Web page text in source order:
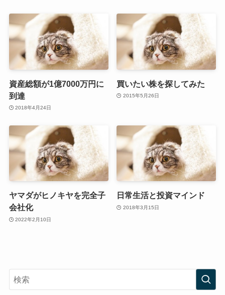
資産総額が1億7000万円に
到達
2018年4月24日
買いたい株を探してみた
2015年5月26日
ヤマダがヒノキヤを完全子
会社化
2022年2月10日
日常生活と投資マインド
2018年3月15日